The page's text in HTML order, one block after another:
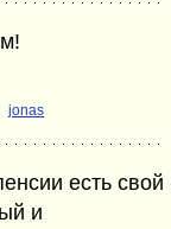
jonas
есть свой
и